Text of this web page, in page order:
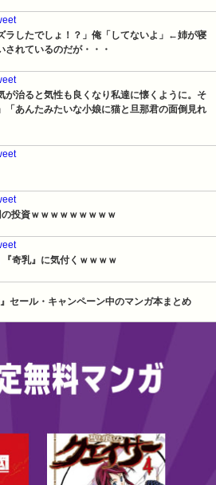
ラしたでしょ！？」俺「してないよ」←姉が寝
れているのだが・・・
が治ると気性も良くなり私達に懐くように。そ
「あんたみたいな小娘に猫と旦那君の面倒見れ
投資ｗｗｗｗｗｗｗｗｗ
奇乳』に気付くｗｗｗｗ
セール・キャンペーン中のマンガ本まとめ